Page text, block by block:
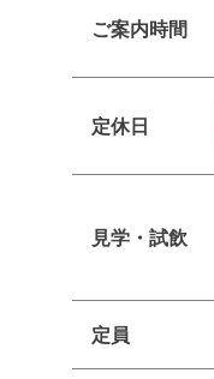
ご案内時間
定休日
見学・試飲
定員